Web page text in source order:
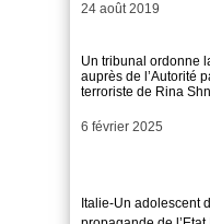
Date
24 août 2019
Un tribunal ordonne
auprès de l’Autorité
terroriste de Rina
Date
6 février 2025
Italie-Un adolescent